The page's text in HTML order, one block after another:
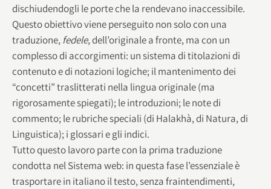
dischiudendogli le porte che la rendevano inaccessibile.
Questo obiettivo viene perseguito non solo con una
traduzione,fedele, dell’originale a fronte, ma con un
complesso di accorgimenti: un sistema di titolazioni di
contenuto e di notazioni logiche; il mantenimento dei
“concetti” traslitterati nella lingua originale (ma
rigorosamente spiegati); le introduzioni; le note di
commento; le rubriche speciali (di Halakhà, di Natura, di
Linguistica); i glossari e gli indici.
Tutto questo lavoro parte con la prima traduzione
condotta nel Sistema web: in questa fase l’essenziale è
trasportare in italiano il testo, senza fraintendimenti,